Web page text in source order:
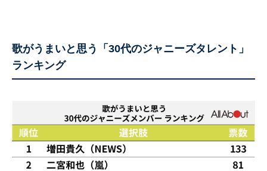
歌がうまいと思う「30代のジャニーズタレント」
ランキング